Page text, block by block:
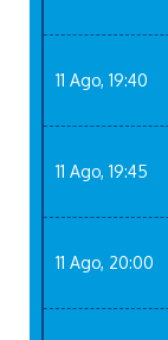
11 Ago, 19:40
11 Ago, 19:45
11 Ago, 20:00